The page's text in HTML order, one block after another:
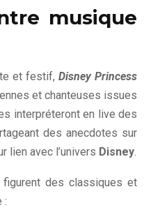
musique
et festif, Disney Princess
et chanteuses issues
interpréteront en live des
des anecdotes sur
lien avec l’univers Disney
figurent des classiques et
: